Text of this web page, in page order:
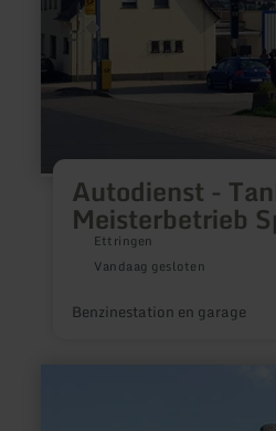
Autodienst -
Meisterbetrieb
Ettringen
Vandaag gesloten
Benzinestation en garage
Meisterbetrieb
Spitzley
in
Ettringen